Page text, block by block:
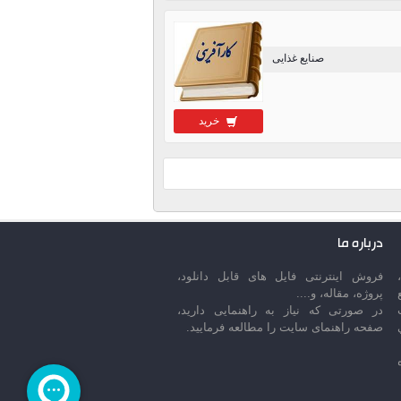
خرید
صنایع غذایی
درباره ما
فروش اینترنتی فایل های قابل دانلود،
پروژه، مقاله، و....
در صورتی که نیاز به راهنمایی دارید،
صفحه راهنمای سایت را مطالعه فرمایید.